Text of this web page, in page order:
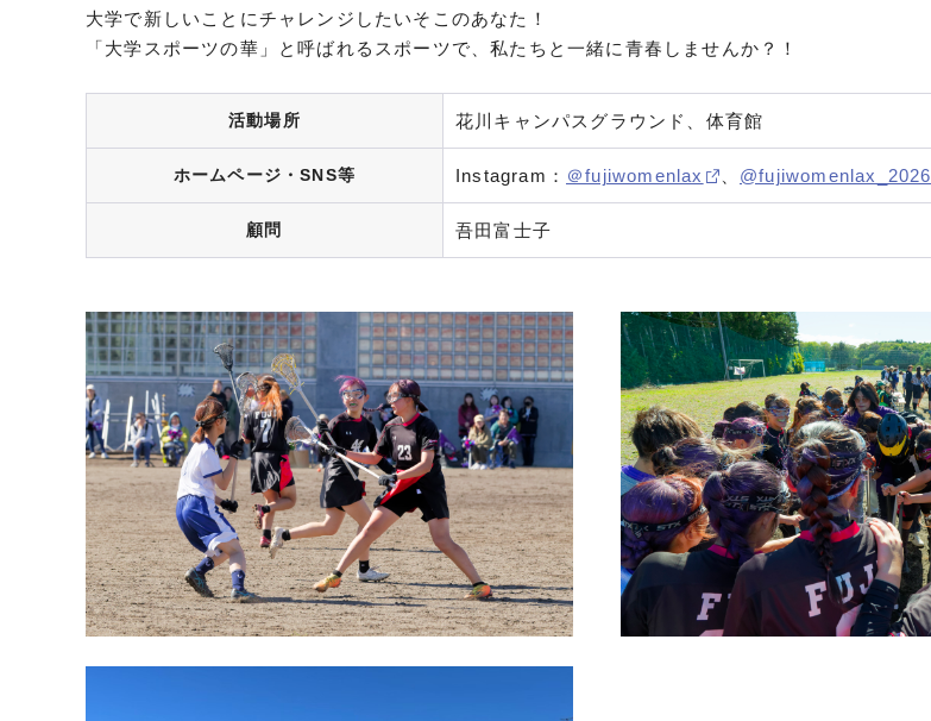
大学で新しいことにチャレンジしたいそこのあなた！
「大学スポーツの華」と呼ばれるスポーツで、私たちと一緒に青春しませんか？！
活動場所 花川キャンパスグラウンド、体育館
ホームページ・SNS等 Instagram： ＠fujiwomenlax @fujiwomenlax_2026
顧問 吾田富士子